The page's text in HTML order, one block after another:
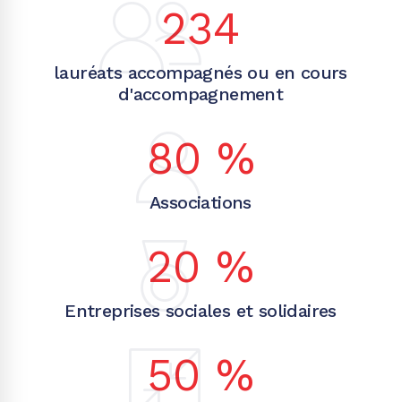
234
lauréats accompagnés ou en cours
d'accompagnement
80 %
Associations
20 %
Entreprises sociales et solidaires
50 %